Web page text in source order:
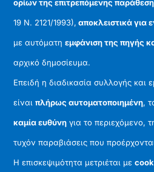
ορίων της επιτρεπόμενης
19 Ν. 2121/1993), αποκλειστικά για
με αυτόματηεμφάνιση της πηγής
αρχικό δημοσίευμα.
Επειδή η διαδικασία συλλογής και
είναιπλήρως αυτοματοποιημένη,
καμία ευθύνη για το περιεχόμενο,
τυχόν παραβιάσεις που
Η επισκεψιμότητα μετριέται με